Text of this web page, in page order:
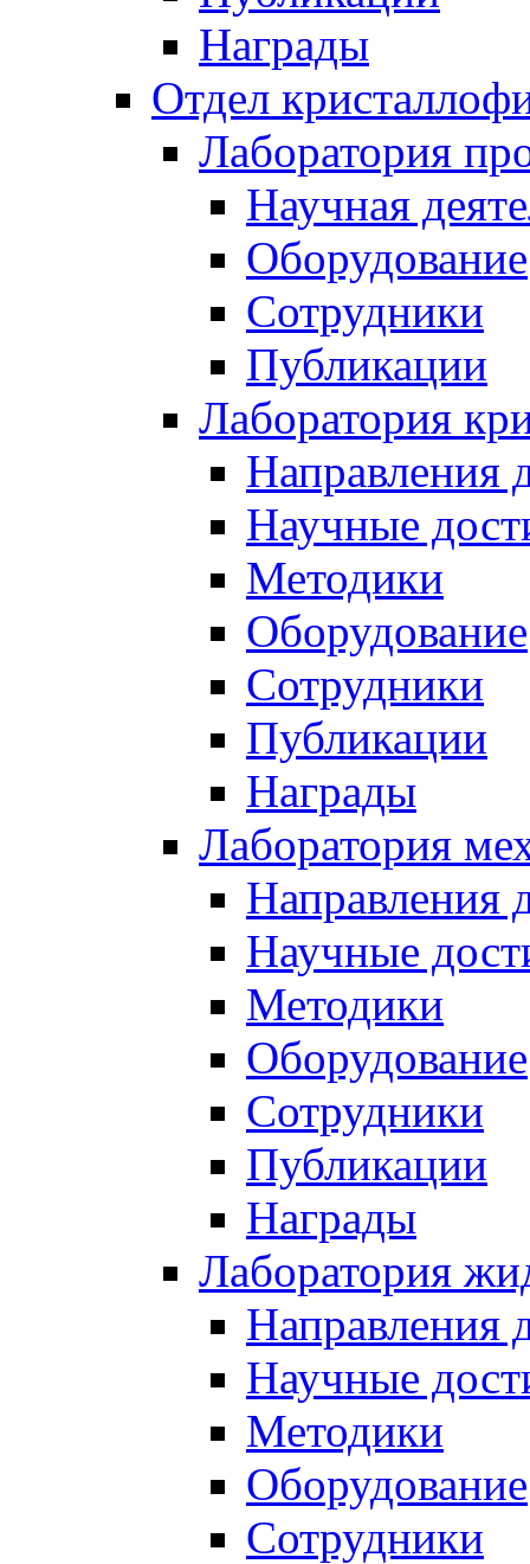
Награды
Отдел
Лаборатория
Научная
Оборудование
Сотрудники
Публикации
Лаборатория
Направления
Научные
Методики
Оборудование
Сотрудники
Публикации
Награды
Лаборатория
Направления
Научные
Методики
Оборудование
Сотрудники
Публикации
Награды
Лаборатория
Направления
Научные
Методики
Оборудование
Сотрудники